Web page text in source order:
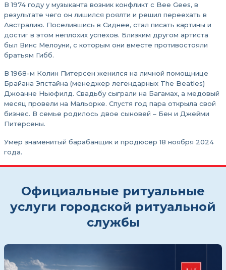
В 1974 году у музыканта возник конфликт с Bee Gees, в
результате чего он лишился роялти и решил переехать в
Австралию. Поселившись в Сиднее, стал писать картины и
достиг в этом неплохих успехов. Близким другом артиста
был Винс Мелоуни, с которым они вместе противостояли
братьям Гибб.
В 1968-м Колин Питерсен женился на личной помощнице
Брайана Эпстайна (менеджер легендарных The Beatles)
Джоанне Ньюфилд. Свадьбу сыграли на Багамах, а медовый
месяц провели на Мальорке. Спустя год пара открыла свой
бизнес. В семье родилось двое сыновей – Бен и Джейми
Питерсены.
Умер знаменитый барабанщик и продюсер 18 ноября 2024
года.
Официальные ритуальные
услуги городской ритуальной
службы